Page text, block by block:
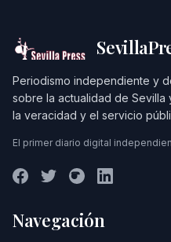
Periodismo independiente y
sobre la actualidad de Sevilla
la veracidad y el servicio
El primer diario digital
Navegación